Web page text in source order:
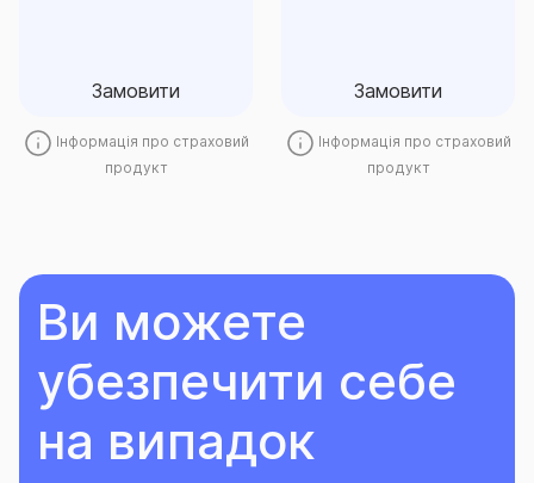
Замовити
ДЕРЖМОЛОДЬЖИТЛО, АТ
«Ощадбанк».
Замовити
Інформація про страховий
продукт
Замовити
Інформація про страховий
продукт
Ви можете
убезпечити себе
на випадок